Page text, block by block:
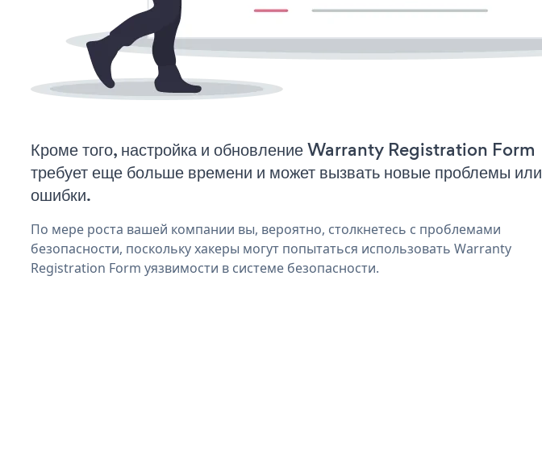
Кроме того, настройка и обновление Warranty Registration Form
требует еще больше времени и может вызвать новые проблемы или
ошибки.
По мере роста вашей компании вы, вероятно, столкнетесь с проблемами
безопасности, поскольку хакеры могут попытаться использовать Warranty
Registration Form уязвимости в системе безопасности.